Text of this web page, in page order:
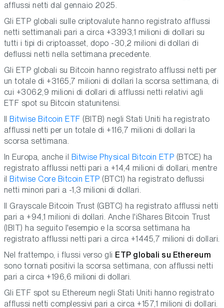
afflussi netti dal gennaio 2025.
Gli ETP globali sulle criptovalute hanno registrato afflussi
netti settimanali pari a circa +3393,1 milioni di dollari su
tutti i tipi di criptoasset, dopo -30,2 milioni di dollari di
deflussi netti nella settimana precedente.
Gli ETP globali su Bitcoin hanno registrato afflussi netti per
un totale di +3165,7 milioni di dollari la scorsa settimana, di
cui +3062,9 milioni di dollari di afflussi netti relativi agli
ETF spot su Bitcoin statunitensi.
Bitwise Bitcoin ETF (BITB) negli Stati Uniti ha registrato
afflussi netti per un totale di +116,7 milioni di dollari la
scorsa settimana.
In Europa, anche il
Bitwise Physical Bitcoin ETP (BTCE) ha
registrato afflussi netti pari a +14,4 milioni di dollari, mentre
il Bitwise Core Bitcoin ETP (BTC1) ha registrato deflussi
netti minori pari a -1,3 milioni di dollari.
Il Grayscale Bitcoin Trust (GBTC) ha registrato afflussi netti
pari a +94,1 milioni di dollari. Anche l'iShares Bitcoin Trust
(IBIT) ha seguito l'esempio e la scorsa settimana ha
registrato afflussi netti pari a circa +1445,7 milioni di dollari.
Nel frattempo, i flussi verso gli ETP globali su Ethereum
sono tornati positivi la scorsa settimana, con afflussi netti
pari a circa +196,6 milioni di dollari.
Gli ETF spot su Ethereum negli Stati Uniti hanno registrato
afflussi netti complessivi pari a circa +157,1 milioni di dollari.